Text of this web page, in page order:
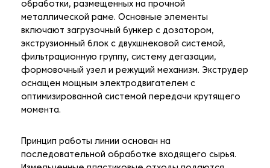
обработки, размещенных на прочной
металлической раме. Основные элементы
включают загрузочный бункер с дозатором,
экструзионный блок с двухшнековой системой,
фильтрационную группу, систему дегазации,
формовочный узел и режущий механизм. Экструдер
оснащен мощным электродвигателем с
оптимизированной системой передачи крутящего
момента.
Принцип работы линии основан на
последовательной обработке входящего сырья.